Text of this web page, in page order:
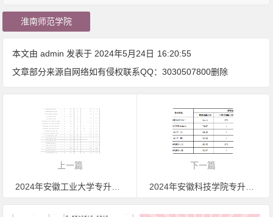
淮南师范学院
本文由admin 发表于 2024年5月24日 16:20:55
文章部分来源自网络如有侵权联系QQ：3030507800删除
上一篇 下一篇
2024年安徽科技学院专升本录取分数线，最低268分上岸